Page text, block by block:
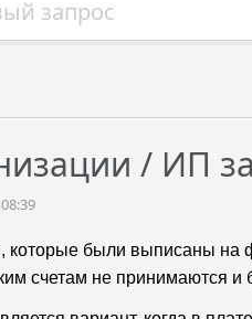
/ ИП
которые были выписаны
счетам не принимаются и